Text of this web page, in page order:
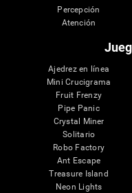
Percepción
Atención
Ajedrez en línea
Mini Crucigrama
Fruit Frenzy
Pipe Panic
Crystal Miner
Solitario
Robo Factory
Ant Escape
Treasure Island
Neon Lights